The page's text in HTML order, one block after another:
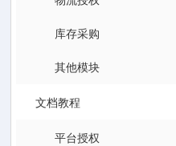
库存采购
其他模块
文档教程
平台授权